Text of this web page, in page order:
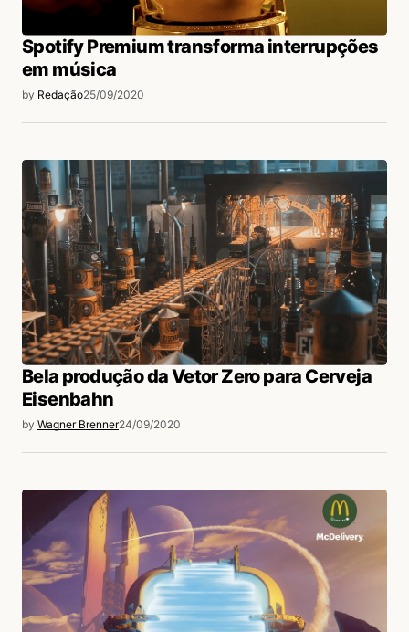
Spotify Premium transforma interrupções
em música
by Redação25/09/2020
Bela produção da Vetor Zero para Cerveja
Eisenbahn
by Wagner Brenner24/09/2020